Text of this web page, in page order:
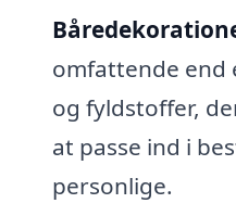
omfattende end
og fyldstoffer,
at passe ind i
personlige.